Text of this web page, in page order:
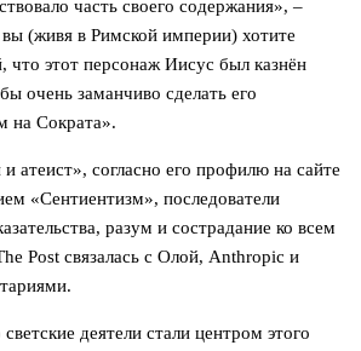
часть своего содержания», –
(живя в Римской империи) хотите
что этот персонаж Иисус был казнён
очень заманчиво сделать его
на Сократа».
атеист», согласно его профилю на сайте
«Сентиентизм», последователи
разум и сострадание ко всем
Post связалась с Олой, Anthropic и
деятели стали центром этого